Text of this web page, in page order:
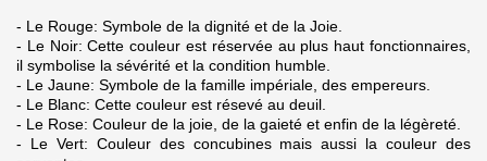
- Le Rouge: Symbole de la dignité et de la Joie.
- Le Noir: Cette couleur est réservée au plus haut fonctionnaires,
il symbolise la sévérité et la condition humble.
- Le Jaune: Symbole de la famille impériale, des empereurs.
- Le Blanc: Cette couleur est résevé au deuil.
- Le Rose: Couleur de la joie, de la gaieté et enfin de la légèreté.
- Le Vert: Couleur des concubines mais aussi la couleur des